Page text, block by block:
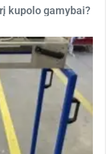
kupolo gamybai?